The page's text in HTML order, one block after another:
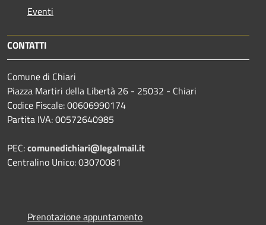
Eventi
CONTATTI
Comune di Chiari
Piazza Martiri della Libertà 26 - 25032 - Chiari
Codice Fiscale: 00606990174
Partita IVA: 00572640985
PEC:comunedichiari@legalmail.it
Centralino Unico: 03070081
Prenotazione appuntamento